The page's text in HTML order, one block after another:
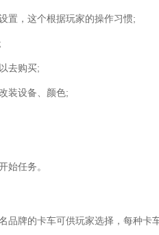
置，这个根据玩家的操作习惯;
去购买;
装设备、颜色;
始任务。
品牌的卡车可供玩家选择，每种卡